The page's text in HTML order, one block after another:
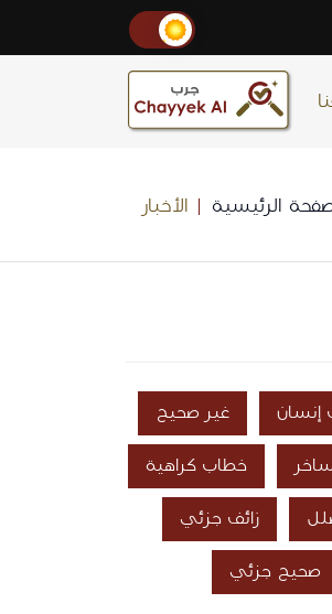
الرئيسية الأخبار
إنسان غير صحيح
ساخر خطاب كراهية
زائف جزئي
صحيح جزئي